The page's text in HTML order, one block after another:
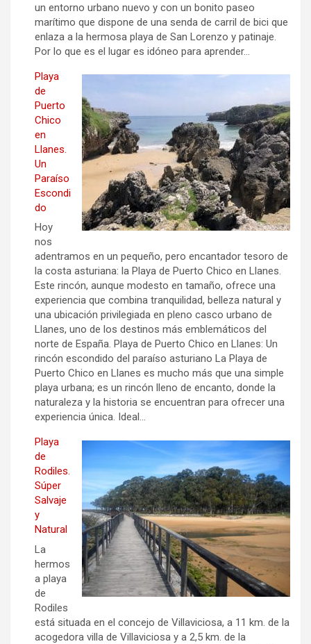
un entorno urbano nuevo y con un bonito paseo
marítimo que dispone de una senda de carril de bici que
enlaza a la hermosa playa de San Lorenzo y patinaje.
Por lo que es el lugar es idóneo para aprender…
Playa
de
Puerto
Chico
en
Llanes.
Un
Paraíso
Escondi
do
Hoy
nos
adentramos en un pequeño, pero encantador tesoro de
la costa asturiana: la Playa de Puerto Chico en Llanes.
Este rincón, aunque modesto en tamaño, ofrece una
experiencia que combina tranquilidad, belleza natural y
una ubicación privilegiada en pleno casco urbano de
Llanes, uno de los destinos más emblemáticos del
norte de España. Playa de Puerto Chico en Llanes: Un
rincón escondido del paraíso asturiano La Playa de
Puerto Chico en Llanes es mucho más que una simple
playa urbana; es un rincón lleno de encanto, donde la
naturaleza y la historia se encuentran para ofrecer una
experiencia única. Ideal…
Playa
de
Rodiles.
Súper
Salvaje
y
Natural
La
hermos
a playa
de
Rodiles
está situada en el concejo de Villaviciosa, a 11 km. de la
acogedora villa de Villaviciosa y a 2,5 km. de la